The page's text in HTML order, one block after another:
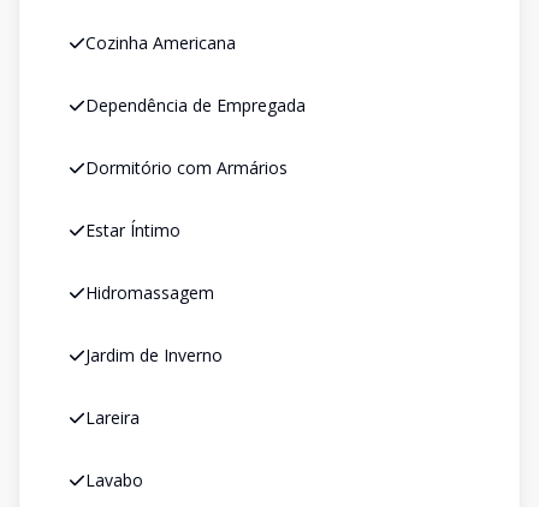
Cozinha Americana
Dependência de Empregada
Dormitório com Armários
Estar Íntimo
Hidromassagem
Jardim de Inverno
Lareira
Lavabo